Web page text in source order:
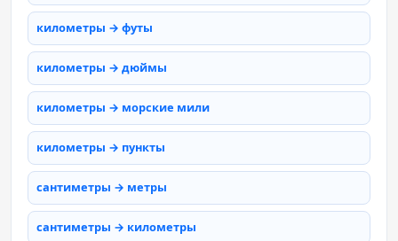
километры → футы
километры → дюймы
километры → морские мили
километры → пункты
сантиметры → метры
сантиметры → километры